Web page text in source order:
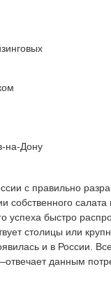
на-Дону
с правильно
собственного
успеха быстро
столицы или
и в России.
данным